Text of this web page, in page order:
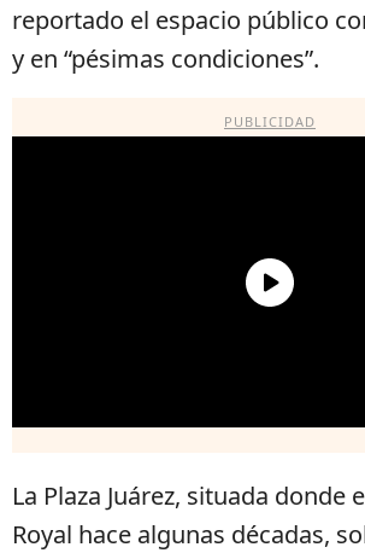
reportado el espacio público
y en “pésimas condiciones”.
PUBLICIDAD
La Plaza Juárez, situada donde
Royal hace algunas décadas,